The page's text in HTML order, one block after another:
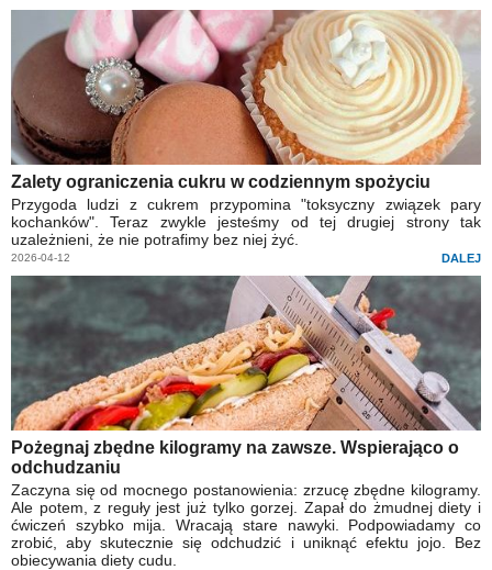
Zalety ograniczenia cukru w codziennym spożyciu
Przygoda ludzi z cukrem przypomina "toksyczny związek pary
kochanków". Teraz zwykle jesteśmy od tej drugiej strony tak
uzależnieni, że nie potrafimy bez niej żyć.
2026-04-12 DALEJ
Pożegnaj zbędne kilogramy na zawsze. Wspierająco o
odchudzaniu
Zaczyna się od mocnego postanowienia: zrzucę zbędne kilogramy.
Ale potem, z reguły jest już tylko gorzej. Zapał do żmudnej diety i
ćwiczeń szybko mija. Wracają stare nawyki. Podpowiadamy co
zrobić, aby skutecznie się odchudzić i uniknąć efektu jojo. Bez
obiecywania diety cudu.